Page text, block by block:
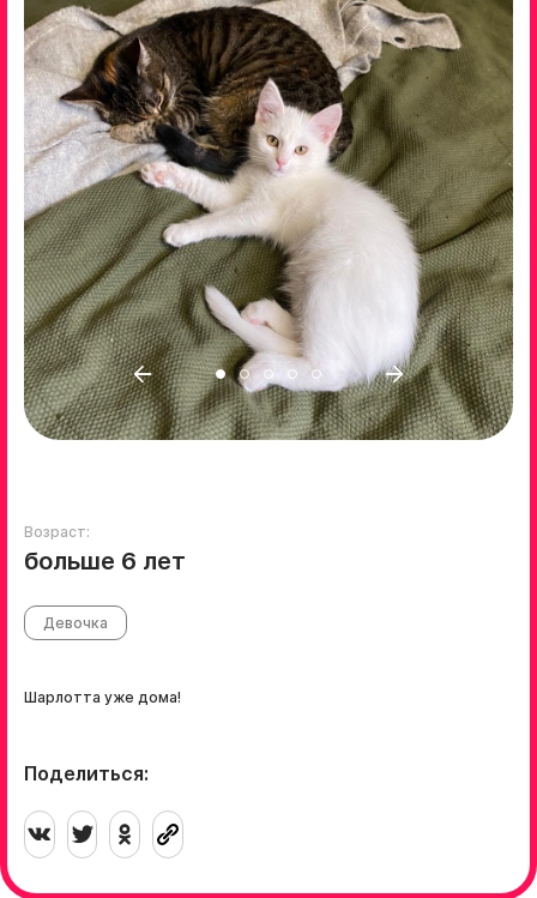
Возраст:
больше 6 лет
Девочка
Шарлотта уже дома!
Поделиться: